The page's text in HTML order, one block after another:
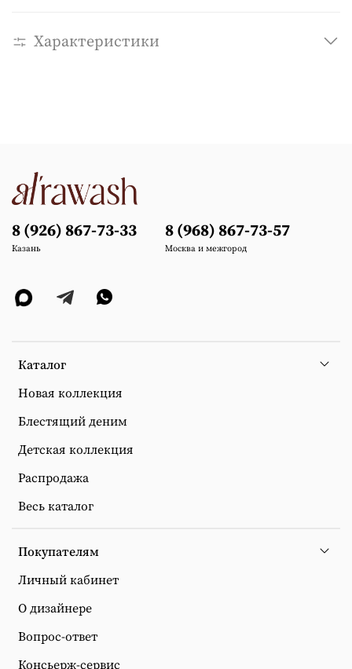
Характеристики
Каталог
Новая коллекция
Блестящий деним
Детская коллекция
Распродажа
Весь каталог
Покупателям
Личный кабинет
О дизайнере
Вопрос-ответ
Консьерж-сервис
8 (926) 867-73-33
Казань
8 (968) 867-73-57
Москва и межгород